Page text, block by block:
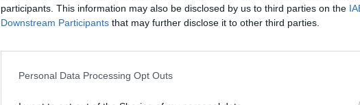
participants. This information may also be disclosed by us to third parties on the
Downstream Participants that may further disclose it to other third parties.
Personal Data Processing Opt Outs